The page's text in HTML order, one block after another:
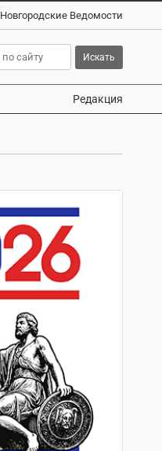
Новгородские Ведомости
Редакция